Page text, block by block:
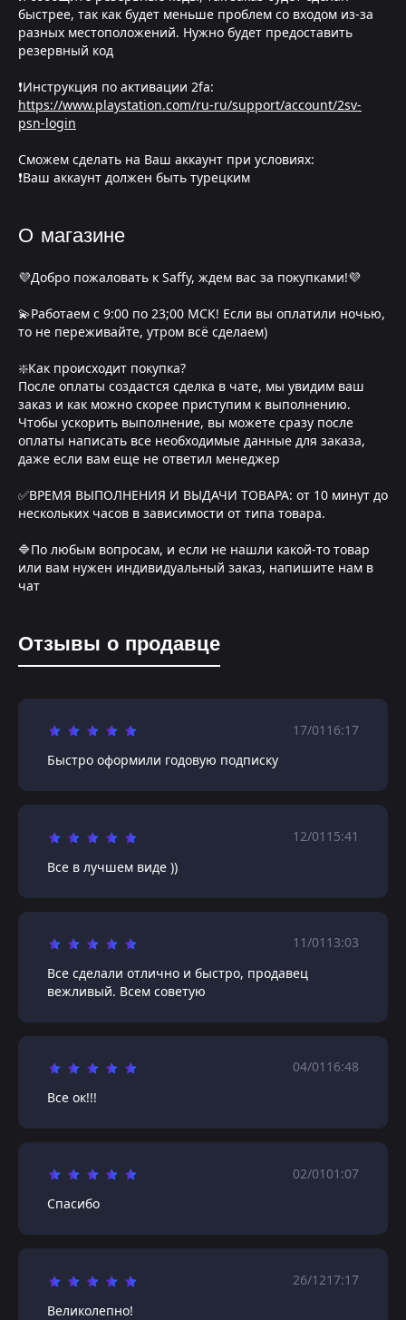
быстрее, так как будет меньше проблем со входом из-за
разных местоположений. Нужно будет предоставить
резервный код
❗Инструкция по активации 2fa:
https://www.playstation.com/ru-ru/support/account/2sv-
psn-login
Сможем сделать на Ваш аккаунт при условиях:
❗Ваш аккаунт должен быть турецким
О магазине
💜Добро пожаловать к Saffy, ждем вас за покупками!💜
💫Работаем с 9:00 по 23;00 МСК! Если вы оплатили ночью,
то не переживайте, утром всё сделаем)
❇️Как происходит покупка?
После оплаты создастся сделка в чате, мы увидим ваш
заказ и как можно скорее приступим к выполнению.
Чтобы ускорить выполнение, вы можете сразу после
оплаты написать все необходимые данные для заказа,
даже если вам еще не ответил менеджер
✅ВРЕМЯ ВЫПОЛНЕНИЯ И ВЫДАЧИ ТОВАРА: от 10 минут до
нескольких часов в зависимости от типа товара.
🔷По любым вопросам, и если не нашли какой-то товар
или вам нужен индивидуальный заказ, напишите нам в
чат
Отзывы о продавце
17/01 16:17
Быстро оформили годовую подписку
12/01 15:41
Все в лучшем виде ))
11/01 13:03
Все сделали отлично и быстро, продавец
вежливый. Всем советую
04/01 16:48
Все ок!!!
02/0101:07
Спасибо
26/1217:17
Великолепно!